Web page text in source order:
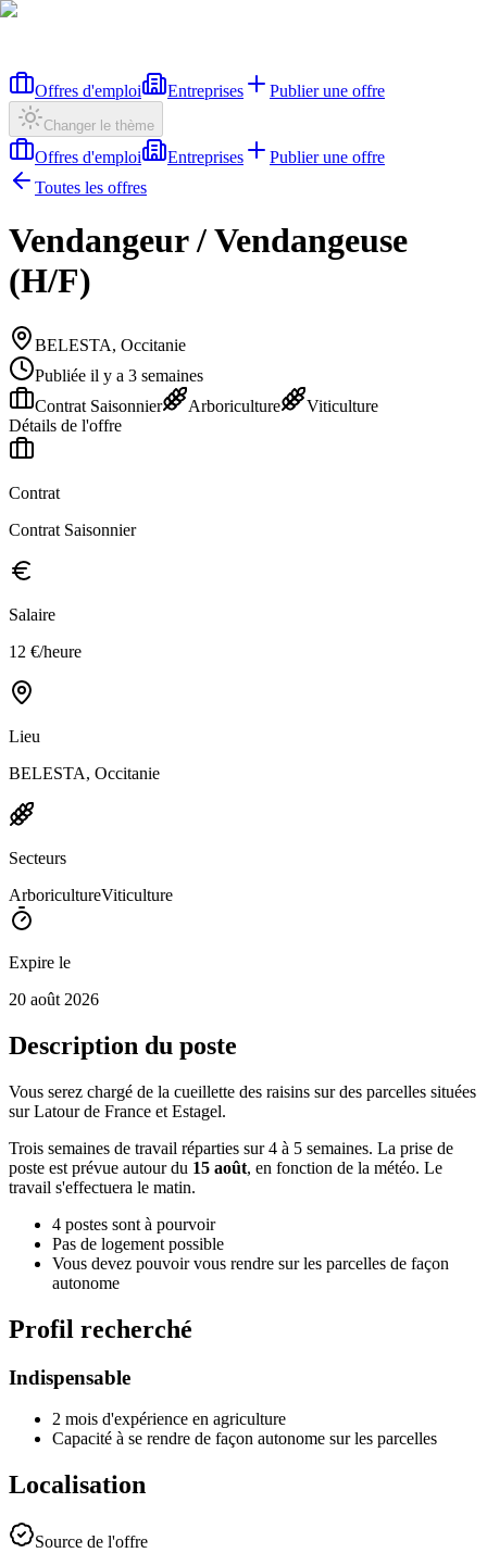
Offres d'emploi Entreprises Publier une offre
Changer le thème
Offres d'emploi Entreprises
Publier une offre
Toutes les offres
Vendangeur / Vendangeuse
(H/F)
BELESTA, Occitanie
Publiée il y a 3 semaines
Contrat Saisonnier
Arboriculture
Viticulture
Détails de l'offre
Contrat
Contrat Saisonnier
Salaire
12 €/heure
Lieu
BELESTA, Occitanie
Secteurs
ArboricultureViticulture
Expire le
20 août 2026
Description du poste
Vous serez chargé de la cueillette des raisins sur des parcelles situées
sur Latour de France et Estagel.
Trois semaines de travail réparties sur 4 à 5 semaines. La prise de
poste est prévue autour du 15 août, en fonction de la météo. Le
travail s'effectuera le matin.
4 postes sont à pourvoir
Pas de logement possible
Vous devez pouvoir vous rendre sur les parcelles de façon
autonome
Profil recherché
Indispensable
2 mois d'expérience en agriculture
Capacité à se rendre de façon autonome sur les parcelles
Localisation
Source de l'offre